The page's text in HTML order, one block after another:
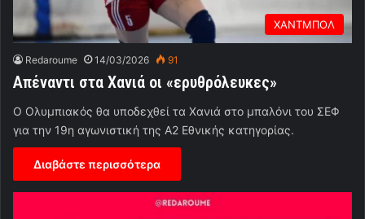
ΧΑΝΤΜΠΟΛ
Redaroume 14/03/2026 91
Απέναντι στα Χανιά οι «ερυθρόλευκες»
Ο Ολυμπιακός θα υποδεχθεί τα Χανιά στο μπαλόνι του ΣΕΦ
για την 19η αγωνιστική της Α2 Εθνικής κατηγορίας.
Διαβάστε περισσότερα